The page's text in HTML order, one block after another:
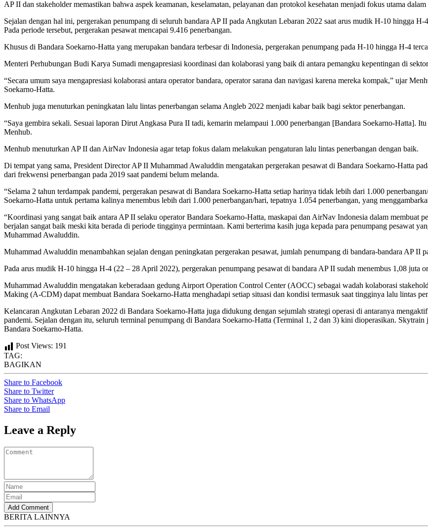
AP II dan stakeholder memastikan bahwa aspek keamanan, keselamatan, pelayanan dan protokol kesehatan menjadi fokus utama
Sejalan dengan hal ini, pergerakan penumpang di seluruh bandara AP II pada Angkutan Lebaran 2022 saat arus mudik H-10 hingga
Pada periode tersebut, pergerakan pesawat mencapai 9.416 penerbangan.
Khusus di Bandara Soekarno-Hatta yang merupakan bandara terbesar di Indonesia, pergerakan penumpang pada H-10 hingga H-4
Menteri Perhubungan Budi Karya Sumadi mengapresiasi koordinasi dan kolaborasi yang baik di antara pemangku kepentingan di
“Secara umum saya mengapresiasi kolaborasi antara operator bandara, operator sarana dan navigasi karena mereka kompak,” ujar
Soekarno-Hatta.
Menhub juga menuturkan peningkatan lalu lintas penerbangan selama Angleb 2022 menjadi kabar baik bagi sektor penerbangan.
“Saya gembira sekali. Sesuai laporan Dirut Angkasa Pura II tadi, kemarin melampaui 1.000 penerbangan [Bandara Soekarno-Hatta].
Menhub.
Menhub menuturkan AP II dan AirNav Indonesia agar tetap fokus dalam melakukan pengaturan lalu lintas penerbangan dengan baik.
Di tempat yang sama, President Director AP II Muhammad Awaluddin mengatakan pergerakan pesawat di Bandara Soekarno-Hatta
dari frekwensi penerbangan pada 2019 saat pandemi belum melanda.
“Selama 2 tahun terdampak pandemi, pergerakan pesawat di Bandara Soekarno-Hatta setiap harinya tidak lebih dari 1.000
Soekarno-Hatta untuk pertama kalinya menembus lebih dari 1.000 penerbangan/hari, tepatnya 1.054 penerbangan, yang
“Koordinasi yang sangat baik antara AP II selaku operator Bandara Soekarno-Hatta, maskapai dan AirNav Indonesia dalam membuat
berjalan sangat baik meski kita berada di periode tingginya permintaan. Kami berterima kasih juga kepada para penumpang pesawat
Muhammad Awaluddin.
Muhammad Awaluddin menambahkan sejalan dengan peningkatan pergerakan pesawat, jumlah penumpang di bandara-bandara AP II
Pada arus mudik H-10 hingga H-4 (22 – 28 April 2022), pergerakan penumpang pesawat di bandara AP II sudah menembus 1,08 juta
Muhammad Awaluddin mengatakan keberadaan gedung Airport Operation Control Center (AOCC) sebagai wadah kolaborasi
Making (A-CDM) dapat membuat Bandara Soekarno-Hatta menghadapi setiap situasi dan kondisi termasuk saat tingginya lalu lintas
Kelancaran Angkutan Lebaran 2022 di Bandara Soekarno-Hatta juga didukung dengan sejumlah strategi operasi di antaranya
pandemi. Sejalan dengan itu, seluruh terminal penumpang di Bandara Soekarno-Hatta (Terminal 1, 2 dan 3) kini dioperasikan.
Bandara Soekarno-Hatta.
Post Views: 191
TAG:
BAGIKAN
Share to Facebook
Share to Twitter
Share to WhatsApp
Share to Email
Leave a Reply
BERITA LAINNYA